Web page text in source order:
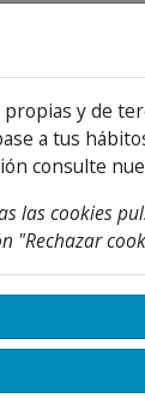
y de
a tus
consulte
las cookies
"Rechazar